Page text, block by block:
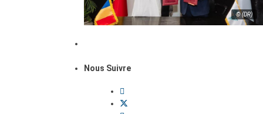
© (DR)
Nous Suivre